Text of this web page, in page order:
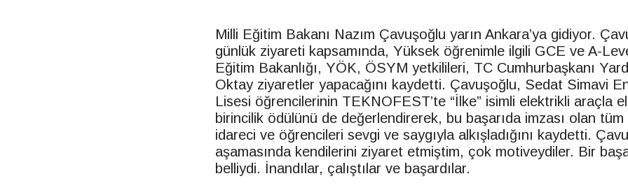
Milli Eğitim Bakanı Nazım Çavuşoğlu yarın Ankara’ya gidiyor.
günlük ziyareti kapsamında, Yüksek öğrenimle ilgili GCE ve A-
Eğitim Bakanlığı, YÖK, ÖSYM yetkilileri, TC Cumhurbaşkanı
Oktay ziyaretler yapacağını kaydetti. Çavuşoğlu, Sedat Simavi
Lisesi öğrencilerinin TEKNOFEST’te “İlke” isimli elektrikli araçla
birincilik ödülünü de değerlendirerek, bu başarıda imzası olan
idareci ve öğrencileri sevgi ve saygıyla alkışladığını kaydetti.
aşamasında kendilerini ziyaret etmiştim, çok motiveydiler. Bir
belliydi. İnandılar, çalıştılar ve başardılar.